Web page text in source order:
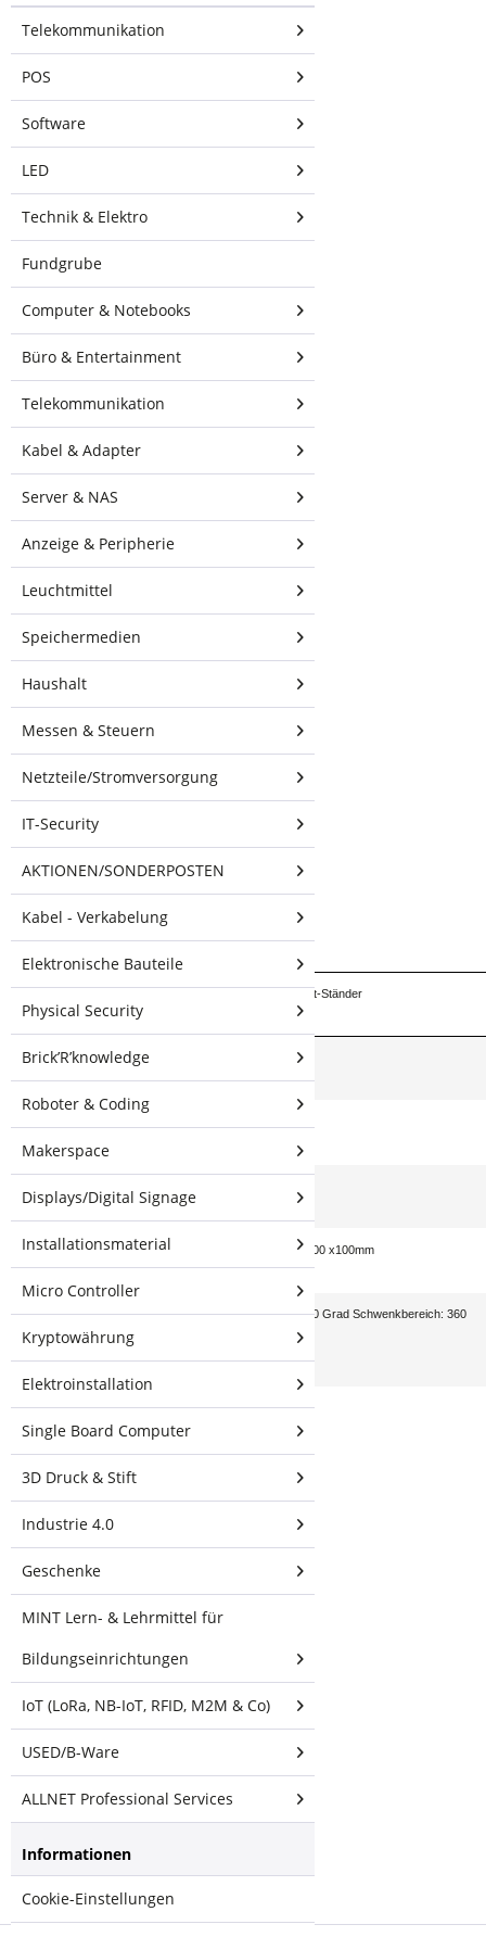
Telekommunikation
POS
Software
LED
Technik & Elektro
Fundgrube
Computer & Notebooks
Büro & Entertainment
Telekommunikation
Kabel & Adapter
Server & NAS
Anzeige & Peripherie
Leuchtmittel
Speichermedien
Haushalt
Messen & Steuern
Netzteile/Stromversorgung
IT-Security
AKTIONEN/SONDERPOSTEN
Kabel - Verkabelung
Elektronische Bauteile
Physical Security
Brick’R’knowledge
Roboter & Coding
Makerspace
Displays/Digital Signage
Installationsmaterial
Micro Controller
Kryptowährung
Elektroinstallation
Single Board Computer
3D Druck & Stift
Industrie 4.0
Geschenke
MINT Lern- & Lehrmittel für
Bildungseinrichtungen
IoT (LoRa, NB-IoT, RFID, M2M & Co)
USED/B-Ware
ALLNET Professional Services
Informationen
Cookie-Einstellungen
Hersteller
Artikel-
Nr.:
VesaFLEX120W
EAN
Nummer:
4038816106957
Gelistet
seit:
Beschreibung
Kabeldurchführung und
drehbarem Vesa-Teller
(90-180Grad),...
Produktinformationen
"VESA Standfuß
Halterung
höhenverstellbar
für Tablet,
Display, Monitor
7,5cm/10cm,
weiß"
Höhenverstellbarer
Standfuß mit
und drehbarem Vesa-
Teller (90-180Grad),
Bodenmontage
möglich
75mm x 75mm
100mm x 100mm
Für Monitore von 8 bis
max. Höhe 1200mm
min. Höhe 690mm
Universal-Tablet-Ständer
Tragfähigkeit
Standard VESA 75 x75, 100 x100mm
Merkmale
Kippbereich: 180 Grad Schwenkbereich: 360
Weiterführende
Links zu "VESA
Standfuß
Halterung
höhenverstellbar
für Tablet,
Display, Monitor
7,5cm/10cm,
weiß"
Weitere Artikel von
ALLNET